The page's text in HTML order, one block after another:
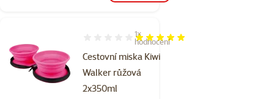
Cestovní miska Kiwi
Walker růžová
2x350ml
Hodnocení 100%, počet hodnocení: 1
1×
hodnocení